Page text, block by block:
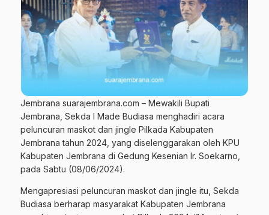
Jembrana suarajembrana.com – Mewakili Bupati
Jembrana, Sekda I Made Budiasa menghadiri acara
peluncuran maskot dan jingle Pilkada Kabupaten
Jembrana tahun 2024, yang diselenggarakan oleh KPU
Kabupaten Jembrana di Gedung Kesenian Ir. Soekarno,
pada Sabtu (08/06/2024).
Mengapresiasi peluncuran maskot dan jingle itu, Sekda
Budiasa berharap masyarakat Kabupaten Jembrana